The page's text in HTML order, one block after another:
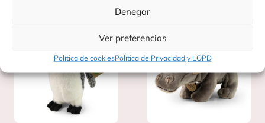
Denegar
Ver preferencias
Política de cookiesPolítica de Privacidad y LOPD